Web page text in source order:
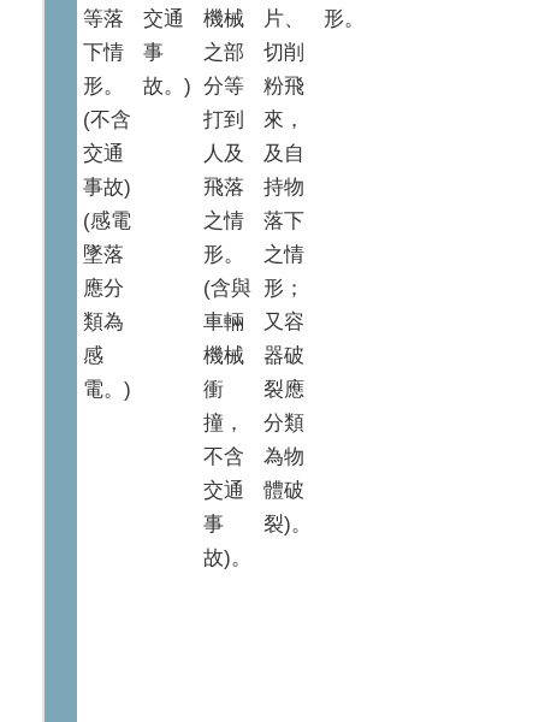
等落
下情
形。
(不含
交通
事故)
(感電
墜落
應分
類為
感
電。)
交通
事
故。)
機械
之部
分等
打到
人及
飛落
之情
形。
(含與
車輛
機械
衝
撞，
不含
交通
事
故)。
片、
切削
粉飛
來，
及自
持物
落下
之情
形；
又容
器破
裂應
分類
為物
體破
裂)。
形。